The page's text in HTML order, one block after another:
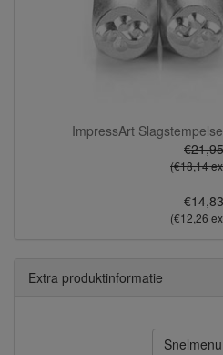
ImpressArt
€21,95
(€18,14
€14,83
(€12,26
Extra produktinformatie
Snelmenu